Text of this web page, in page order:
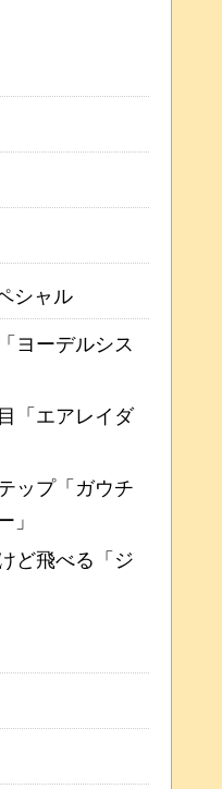
シャル
ヨーデルシス
「エアレイダ
ップ「ガウチ
」
ど飛べる「ジ